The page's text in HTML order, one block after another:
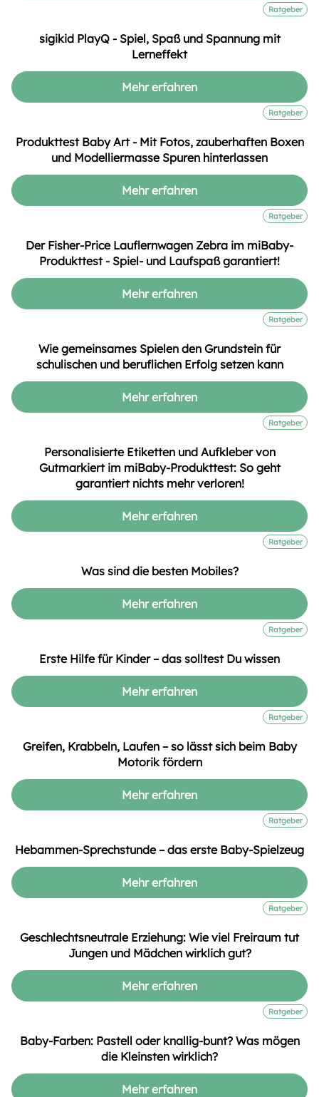
Ratgeber
sigikid PlayQ - Spiel, Spaß und Spannung mit
Lerneffekt
Mehr erfahren
Ratgeber
Produkttest Baby Art - Mit Fotos, zauberhaften Boxen
und Modelliermasse Spuren hinterlassen
Mehr erfahren
Ratgeber
Der Fisher-Price Lauflernwagen Zebra im miBaby-
Produkttest - Spiel- und Laufspaß garantiert!
Mehr erfahren
Ratgeber
Wie gemeinsames Spielen den Grundstein für
schulischen und beruflichen Erfolg setzen kann
Mehr erfahren
Ratgeber
Personalisierte Etiketten und Aufkleber von
Gutmarkiert im miBaby-Produkttest: So geht
garantiert nichts mehr verloren!
Mehr erfahren
Ratgeber
Was sind die besten Mobiles?
Mehr erfahren
Ratgeber
Erste Hilfe für Kinder – das solltest Du wissen
Mehr erfahren
Ratgeber
Greifen, Krabbeln, Laufen – so lässt sich beim Baby
Motorik fördern
Mehr erfahren
Ratgeber
Hebammen-Sprechstunde – das erste Baby-Spielzeug
Mehr erfahren
Ratgeber
Geschlechtsneutrale Erziehung: Wie viel Freiraum tut
Jungen und Mädchen wirklich gut?
Mehr erfahren
Ratgeber
Baby-Farben: Pastell oder knallig-bunt? Was mögen
die Kleinsten wirklich?
Mehr erfahren